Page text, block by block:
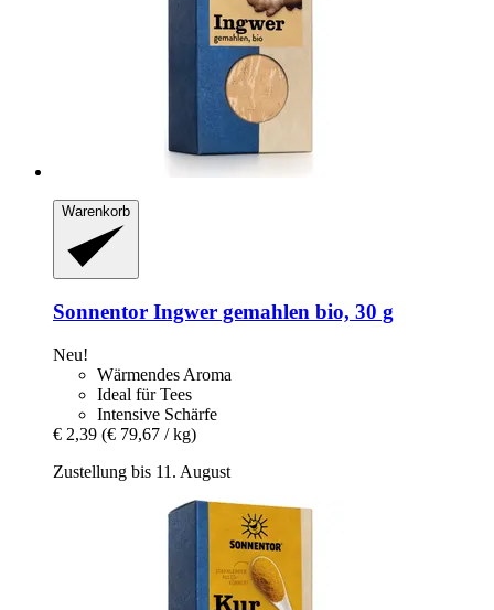
Warenkorb
Sonnentor Ingwer gemahlen bio, 30 g
Neu!
Wärmendes Aroma
Ideal für Tees
Intensive Schärfe
€ 2,39 (€ 79,67 / kg)
Zustellung bis 11. August